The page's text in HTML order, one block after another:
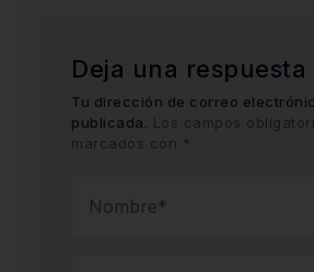
Deja una respuesta
Tu dirección de correo
publicada. Los campos
marcados con *